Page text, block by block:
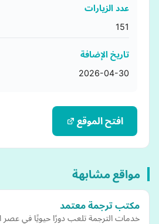
عدد الزيارات
151
تاريخ الإضافة
2026-04-30
افتح الموقع
مواقع مشابهة
مكتب ترجمة معتمد
خدمات الترجمة تلعب دورًا حيويًا في عصر